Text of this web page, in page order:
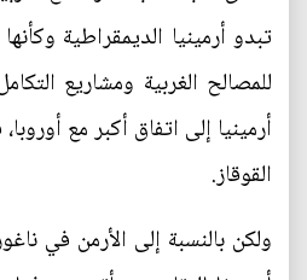
تبدو أرمينيا الديمقراطية
للمصالح الغربية ومشاريع
أرمينيا إلى اتفاق أكبر مع
القوقاز.
ولكن بالنسبة إلى الأرمن في